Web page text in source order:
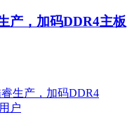
产，加码DDR4主板